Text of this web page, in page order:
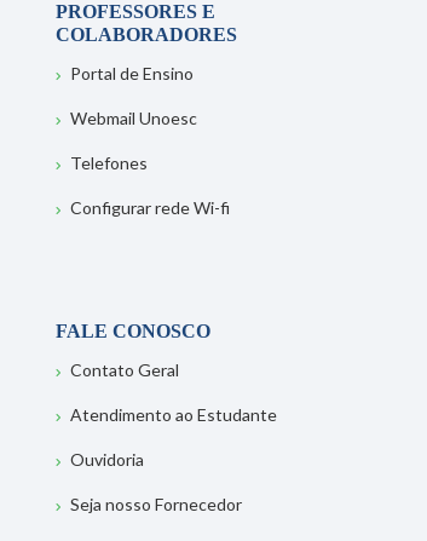
PROFESSORES E
COLABORADORES
Portal de Ensino
Webmail Unoesc
Telefones
Configurar rede Wi-fi
FALE CONOSCO
Contato Geral
Atendimento ao Estudante
Ouvidoria
Seja nosso Fornecedor